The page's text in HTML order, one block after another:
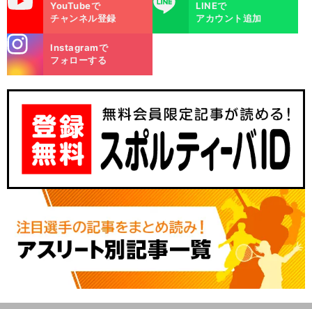
YouTubeで
チャンネル登録
LINEで
アカウント追加
m
Instagramで
フォローする